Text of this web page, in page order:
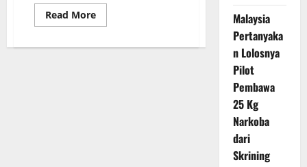
Read MoreRead
more
Malaysia
Pertanyaka
n Lolosnya
Pilot
Pembawa
25 Kg
Narkoba
dari
Skrining